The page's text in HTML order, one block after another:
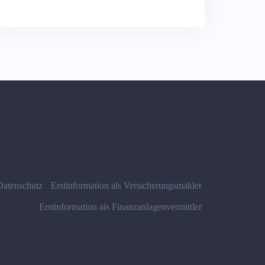
Erstinformation als Versicherungsmakler
Erstinformation als Finanzanlagenvermittler